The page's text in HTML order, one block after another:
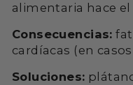
alimentaria hace el
Consecuencias:
cardíacas (en
Soluciones: